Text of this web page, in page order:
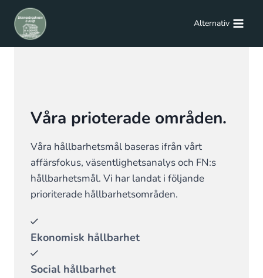
Alternativ
Våra prioterade områden.
Våra hållbarhetsmål baseras ifrån vårt
affärsfokus, väsentlighetsanalys och FN:s
hållbarhetsmål. Vi har landat i följande
prioriterade hållbarhetsområden.
Ekonomisk hållbarhet
Social hållbarhet